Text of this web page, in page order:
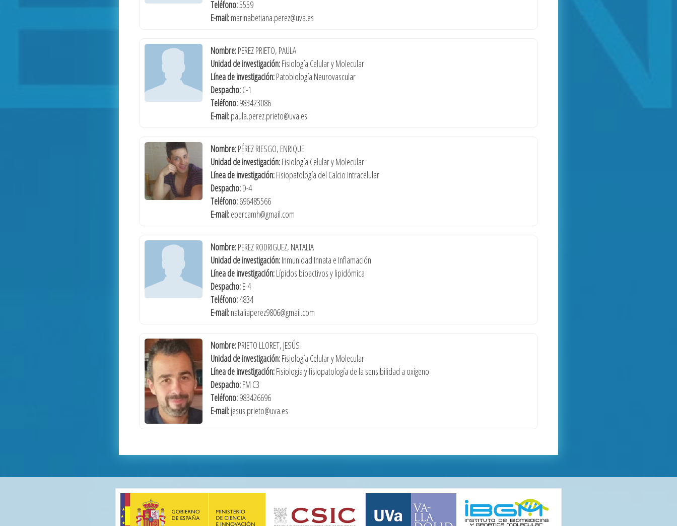
Teléfono:5559
E-mail:marinabetiana.perez@uva.es
Nombre:PEREZ PRIETO, PAULA
Unidad de investigación:Fisiología Celular y Molecular
Línea de investigación:Patobiología Neurovascular
Despacho:C-1
Teléfono:983423086
E-mail:paula.perez.prieto@uva.es
Nombre:PÉREZ RIESGO, ENRIQUE
Unidad de investigación:Fisiología Celular y Molecular
Línea de investigación:Fisiopatología del Calcio Intracelular
Despacho:D-4
Teléfono:696485566
E-mail:epercamh@gmail.com
Nombre:PEREZ RODRIGUEZ, NATALIA
Unidad de investigación:Inmunidad Innata e Inflamación
Línea de investigación:Lípidos bioactivos y lipidómica
Despacho:E-4
Teléfono:4834
E-mail:nataliaperez9806@gmail.com
Nombre:PRIETO LLORET, JESÚS
Unidad de investigación:Fisiología Celular y Molecular
Línea de investigación:Fisiología y fisiopatología de la sensibilidad a oxígeno
Despacho:FM C3
Teléfono:983426696
E-mail:jesus.prieto@uva.es